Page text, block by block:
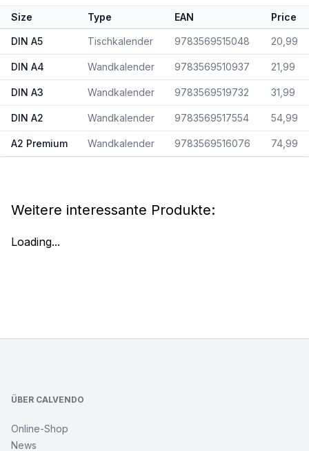
Size Type EAN Price
DIN A5 Tischkalender 9783569515048 20,99
DIN A4 Wandkalender 9783569510937 21,99
DIN A3 Wandkalender 9783569519732 31,99
DIN A2 Wandkalender 9783569517554 54,99
A2 Premium Wandkalender 9783569516076 74,99
Weitere interessante Produkte:
Loading...
ÜBER CALVENDO
Online-Shop
News